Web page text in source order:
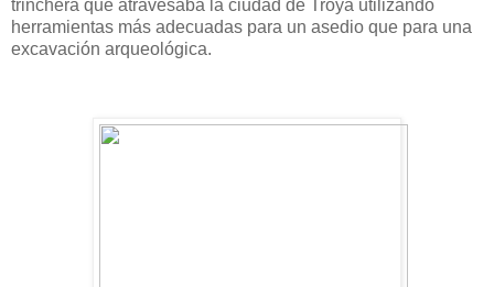
trinchera que atravesaba la ciudad de Troya utilizando
herramientas más adecuadas para un asedio que para una
excavación arqueológica.